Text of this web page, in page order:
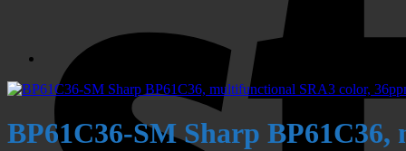
BP61C36-SM Sharp